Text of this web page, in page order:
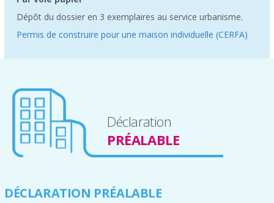
Dépôt du dossier en 3 exemplaires au service urbanisme.
Permis de construire pour une maison individuelle (CERFA)
Déclaration
PRÉALABLE
DÉCLARATION PRÉALABLE